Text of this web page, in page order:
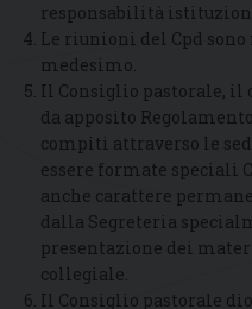
responsabilità
Le riunioni del Cpd
medesimo.
Il Consiglio pastorale,
da apposito
compiti attraverso le
essere formate speciali
anche carattere
dalla Segreteria
presentazione dei
collegiale.
Il Consiglio pastorale